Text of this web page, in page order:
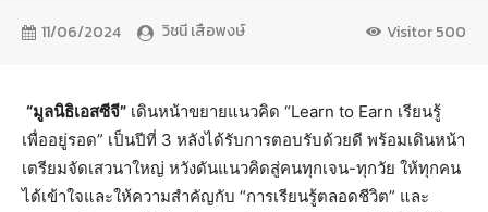
11/06/2024 วิชนี เสือพงษ์ Visitor500
“มูลนิธิเอสซีจี” เดินหน้าขยายแนวคิด “Learn to Earn เรียนรู้
เพื่ออยู่รอด” เป็นปีที่ 3 หลังได้รับการตอบรับด้วยดี พร้อมเดินหน้า
เตรียมจัดเสวนาใหญ่ หวังดันแนวคิดสู่คนทุกเจน-ทุกวัย ให้ทุกคน
ได้เข้าใจและให้ความสำคัญกับ “การเรียนรู้ตลอดชีวิต” และ